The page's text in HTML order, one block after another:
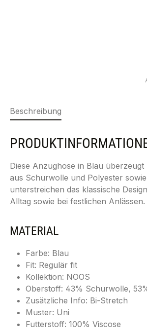
Beschreibung
Diese Anzughose in Blau
aus Schurwolle und Polyester
unterstreichen das klassische
Alltag sowie bei festlichen Anlässen.
MATERIAL
Farbe: Blau
Fit: Regulär fit
Kollektion: NOOS
Oberstoff: 43% Schurwolle,
Zusätzliche Info: Bi-Stretch
Muster: Uni
Futterstoff: 100% Viscose